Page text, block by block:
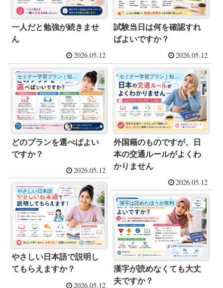
一人だと勉強が続きませ
ん
2026.05.12
試験当日は何を確認すれ
ばよいですか？
2026.05.12
セミナー学習プラン｜短期集中コース
どのプランを選べばよい
ですか？
2026.05.12
外国籍のものですが、日
本の交通ルールがよくわ
かりません
2026.05.12
やさしい日本語
やさしい日本語で説明し
てもらえますか？
2026.05.12
漢字は読めたほうが有利
漢字が読めなくても大丈
夫ですか？